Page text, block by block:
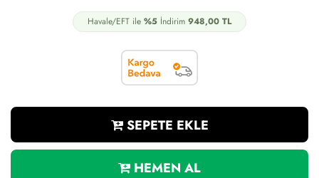
Havale/EFT ile %5 İndirim 948,00 TL
SEPETE EKLE
HEMEN AL